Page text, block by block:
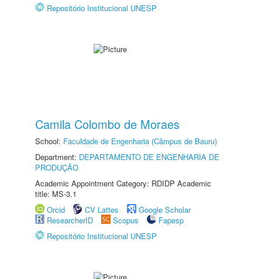
Repositório Institucional UNESP
Camila Colombo de Moraes
School: Faculdade de Engenharia (Câmpus de Bauru)
Department: DEPARTAMENTO DE ENGENHARIA DE
PRODUÇÃO
Academic Appointment Category: RDIDP Academic
title: MS-3.1
Orcid
CV Lattes
Google Scholar
ResearcherID
Scopus
Fapesp
Repositório Institucional UNESP